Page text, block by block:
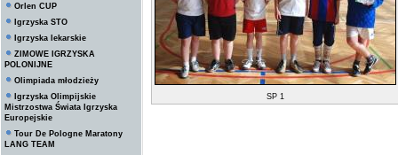
Orlen CUP
Igrzyska STO
Igrzyska lekarskie
ZIMOWE IGRZYSKA
POLONIJNE
Olimpiada młodzieży
Igrzyska Olimpijskie
Mistrzostwa Świata Igrzyska
Europejskie
Tour De Pologne Maratony
LANG TEAM
SP 1